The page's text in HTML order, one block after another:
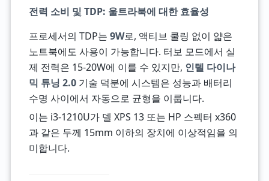
전력 소비 및 TDP: 울트라북에 대한 효율성
프로세서의 TDP는 9W로, 액티브 쿨링 없이 얇은
노트북에도 사용이 가능합니다. 터보 모드에서 실
제 전력은 15-20W에 이를 수 있지만, 인텔 다이나
믹 튜닝 2.0기술 덕분에 시스템은 성능과 배터리
수명 사이에서 자동으로 균형을 이룹니다.
이는 i3-1210U가 델 XPS 13 또는 HP 스펙터 x360
과 같은 두께 15mm 이하의 장치에 이상적임을 의
미합니다.